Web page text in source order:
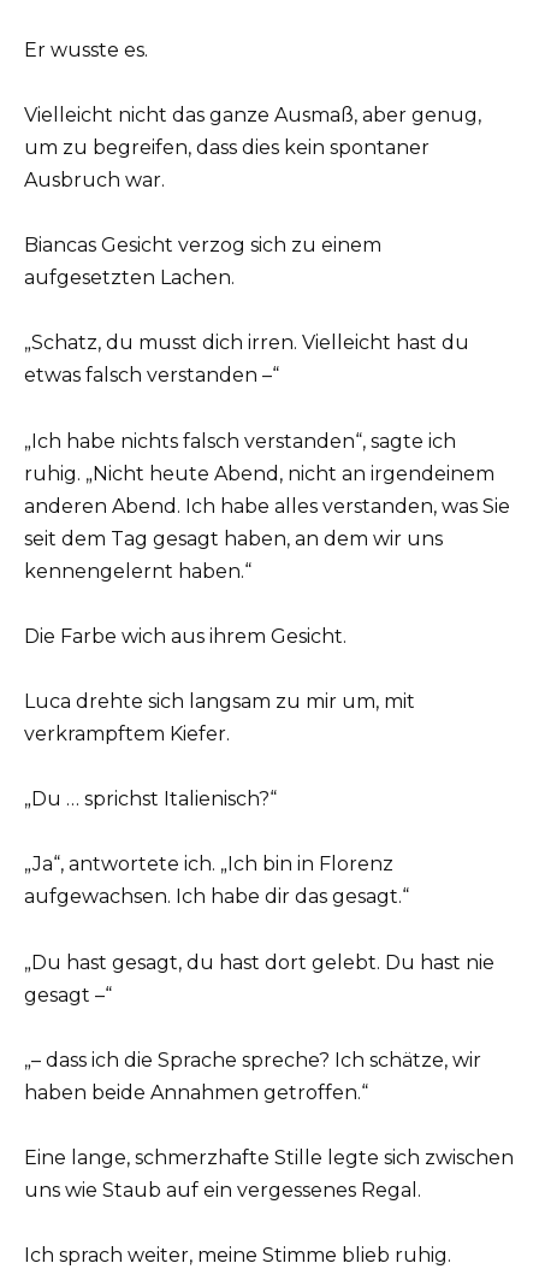
Er wusste es.
Vielleicht nicht das ganze Ausmaß, aber genug,
um zu begreifen, dass dies kein spontaner
Ausbruch war.
Biancas Gesicht verzog sich zu einem
aufgesetzten Lachen.
„Schatz, du musst dich irren. Vielleicht hast du
etwas falsch verstanden –“
„Ich habe nichts falsch verstanden“, sagte ich
ruhig. „Nicht heute Abend, nicht an irgendeinem
anderen Abend. Ich habe alles verstanden, was Sie
seit dem Tag gesagt haben, an dem wir uns
kennengelernt haben.“
Die Farbe wich aus ihrem Gesicht.
Luca drehte sich langsam zu mir um, mit
verkrampftem Kiefer.
„Du … sprichst Italienisch?“
„Ja“, antwortete ich. „Ich bin in Florenz
aufgewachsen. Ich habe dir das gesagt.“
„Du hast gesagt, du hast dort gelebt. Du hast nie
gesagt –“
„– dass ich die Sprache spreche? Ich schätze, wir
haben beide Annahmen getroffen.“
Eine lange, schmerzhafte Stille legte sich zwischen
uns wie Staub auf ein vergessenes Regal.
Ich sprach weiter, meine Stimme blieb ruhig.